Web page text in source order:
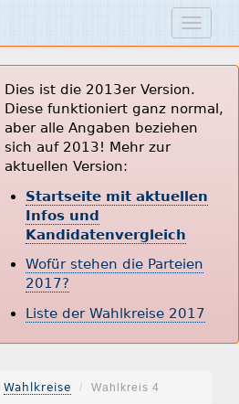
Dies ist die 2013er Version.
Diese funktioniert ganz normal,
aber alle Angaben beziehen
sich auf 2013! Mehr zur
aktuellen Version:
Startseite mit aktuellen
Infos und
Kandidatenvergleich
Wofür stehen die Parteien
2017?
Liste der Wahlkreise 2017
Wahlkreise Wahlkreis 4